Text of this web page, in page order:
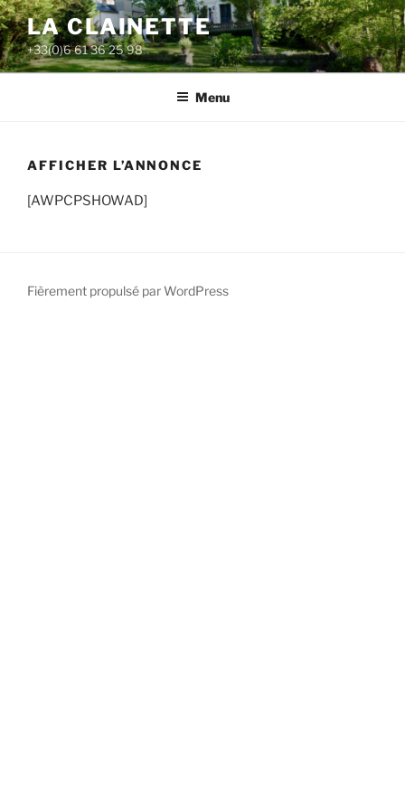
Aller
au
contenu
principal
LA CLAINETTE
+33(0)6 61 36 25 98
Menu
AFFICHER L’ANNONCE
[AWPCPSHOWAD]
Fièrement propulsé par WordPress